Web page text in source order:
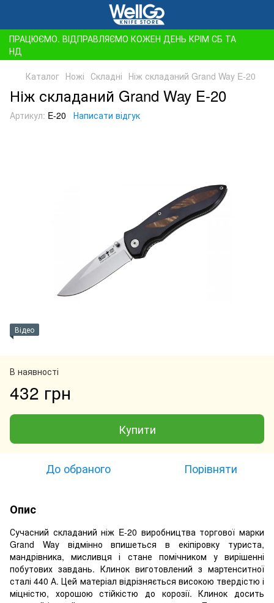
ПРАЦЮЄМО. ВІДПРАВЛЯЄМО КОЖЕН ДЕНЬ КРІМ СБ ТА
НД
Каталог Ножі Складні Ніж складаний Grand Way E-20
Ніж складаний Grand Way E-20
Артикул: E-20 Написати відгук
Відео
В наявності
432 грн
Купити
До обраного Порівняти
Опис
Сучасний складаний ніж E-20 виробництва торгової марки
Grand Way відмінно впишеться в екіпіровку туриста,
мандрівника, мисливця і стане помічником у вирішенні
побутових завдань. Клинок виготовлений з мартенситної
сталі 440 А. Цей матеріал відрізняється високою твердістю і
міцністю, хорошою стійкістю до корозії. Клинок досить